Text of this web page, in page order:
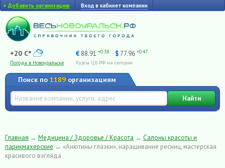
+ Добавить организацию Вход в кабинет компании
+20 C°
Погода в Новоуральске
€ 88.91 +0.38 $ 77.96 +0.47
Курсы ЦБ РФ на сегодня
Поиск по 1189 организациям
Найти
Главная → Медицина / Здоровье / Красота → Салоны красоты и
парикмахерские → «Анютины глазки», наращивание ресниц, мастерская
красивого взгляда